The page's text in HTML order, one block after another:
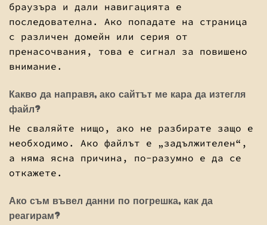
браузъра и дали навигацията е
последователна. Ако попадате на страница
с различен домейн или серия от
пренасочвания, това е сигнал за повишено
внимание.
Какво да направя, ако сайтът ме кара да изтегля
файл?
Не сваляйте нищо, ако не разбирате защо е
необходимо. Ако файлът е „задължителен“,
а няма ясна причина, по-разумно е да се
откажете.
Ако съм въвел данни по погрешка, как да
реагирам?